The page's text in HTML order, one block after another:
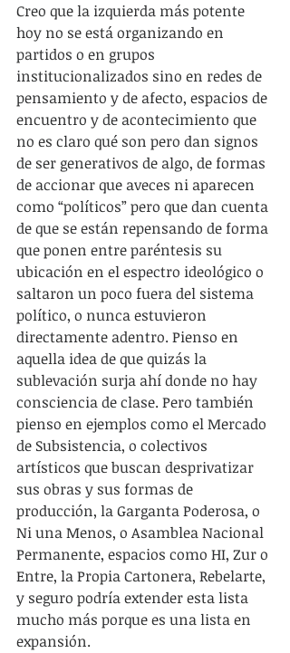
Creo que la izquierda más potente
hoy no se está organizando en
partidos o en grupos
institucionalizados sino en redes de
pensamiento y de afecto, espacios de
encuentro y de acontecimiento que
no es claro qué son pero dan signos
de ser generativos de algo, de formas
de accionar que aveces ni aparecen
como “políticos” pero que dan cuenta
de que se están repensando de forma
que ponen entre paréntesis su
ubicación en el espectro ideológico o
saltaron un poco fuera del sistema
político, o nunca estuvieron
directamente adentro. Pienso en
aquella idea de que quizás la
sublevación surja ahí donde no hay
consciencia de clase. Pero también
pienso en ejemplos como el Mercado
de Subsistencia, o colectivos
artísticos que buscan desprivatizar
sus obras y sus formas de
producción, la Garganta Poderosa, o
Ni una Menos, o Asamblea Nacional
Permanente, espacios como HI, Zur o
Entre, la Propia Cartonera, Rebelarte,
y seguro podría extender esta lista
mucho más porque es una lista en
expansión.